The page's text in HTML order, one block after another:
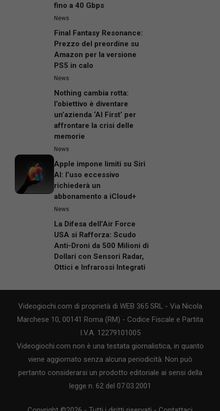
fino a 40 Gbps
News
Final Fantasy Resonance:
Prezzo del preordine su
Amazon per la versione
PS5 in calo
News
Nothing cambia rotta:
l’obiettivo è diventare
un’azienda ‘AI First’ per
affrontare la crisi delle
memorie
News
Apple impone limiti su Siri
AI: l’uso eccessivo
richiederà un
abbonamento a iCloud+
News
La Difesa dell’Air Force
USA si Rafforza: Scudo
Anti-Droni da 500 Milioni di
Dollari con Sensori Radar,
Ottici e Infrarossi Integrati
Videogiochi.com di proprietà di WEB 365 SRL - Via Nicola
Marchese 10, 00141 Roma (RM) - Codice Fiscale e Partita
I.V.A. 12279101005
Videogiochi.com non è una testata giornalistica, in quanto
viene aggiornato senza alcuna periodicità. Non può
pertanto considerarsi un prodotto editoriale ai sensi della
legge n. 62 del 07.03.2001